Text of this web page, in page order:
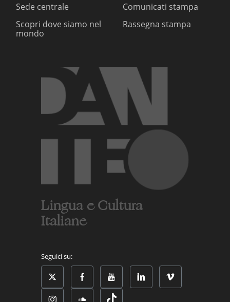
Sede centrale
Scopri dove siamo nel
mondo
Comunicati stampa
Rassegna stampa
Lingua e Cultura
Italiane
Seguici su: